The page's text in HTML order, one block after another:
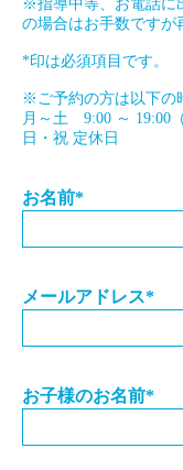
※指導中等、お電話に
の場合はお手数ですが
*印は必須項目です。
※ご予約の方は以下の
月～土 9:00 ～ 19:00
日・祝 定休日
お名前*
メールアドレス*
お子様のお名前*